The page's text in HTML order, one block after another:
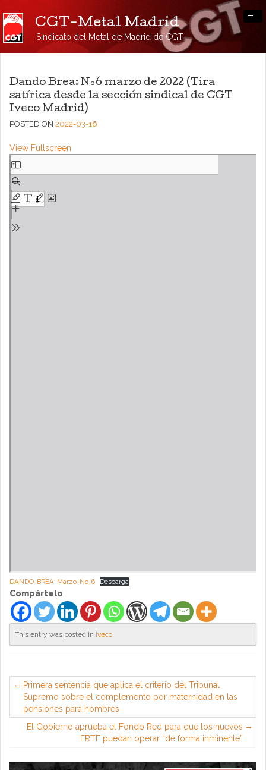
CGT-Metal Madrid
Sindicato del Metal de Madrid de CGT
-
Dando Brea: Nº6 marzo de 2022 (Tira
satírica desde la sección sindical de CGT
Iveco Madrid)
POSTED ON 2022-03-16
View Fullscreen
Saltar
al
contenido
del
PDF
DANDO-BREA-Marzo-No-6 Descarga
Compártelo
This entry was posted in Iveco.
Primera sentencia que aplica el criterio del Tribunal
Supremo sobre el complemento por maternidad en las
pensiones para hombres
El Gobierno aprueba el Fondo Red para que los nuevos
ERTE puedan operar “de forma inminente”